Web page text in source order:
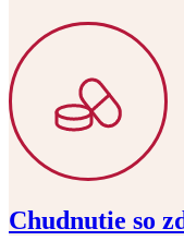
Chudnutie so